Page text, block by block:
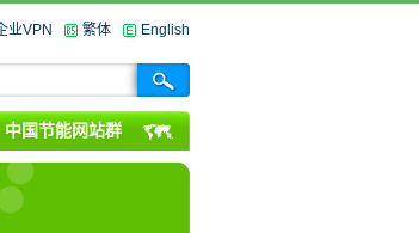
业VPN 繁体 English
中国节能网站群